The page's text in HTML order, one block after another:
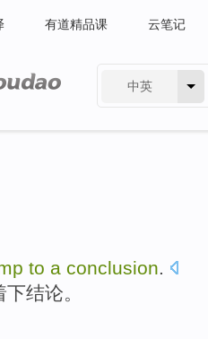
有道精品课 云笔记
中英
to a conclusion.
下结论。